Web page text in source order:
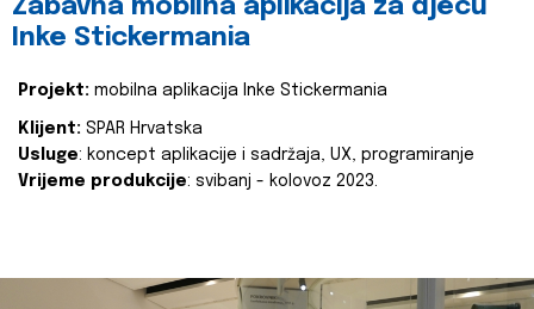
Zabavna mobilna aplikacija za djecu
Inke Stickermania
Projekt: mobilna aplikacija Inke Stickermania
Klijent: SPAR Hrvatska
Usluge: koncept aplikacije i sadržaja, UX, programiranje
Vrijeme produkcije: svibanj - kolovoz 2023.